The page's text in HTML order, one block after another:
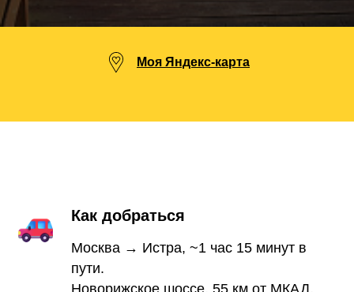
Моя Яндекс-карта
Как добраться
Москва → Истра, ~1 час 15 минут в
пути.
Новорижское шоссе, 55 км от МКАД.